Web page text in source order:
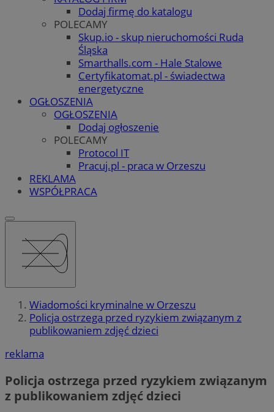
Dodaj firmę do katalogu
POLECAMY
Skup.io - skup nieruchomości Ruda
Śląska
Smarthalls.com - Hale Stalowe
Certyfikatomat.pl - świadectwa
energetyczne
OGŁOSZENIA
OGŁOSZENIA
Dodaj ogłoszenie
POLECAMY
Protocol IT
Pracuj.pl - praca w Orzeszu
REKLAMA
WSPÓŁPRACA
Wiadomości kryminalne w Orzeszu
Policja ostrzega przed ryzykiem związanym z
publikowaniem zdjęć dzieci
reklama
Policja ostrzega przed ryzykiem związanym
z publikowaniem zdjęć dzieci